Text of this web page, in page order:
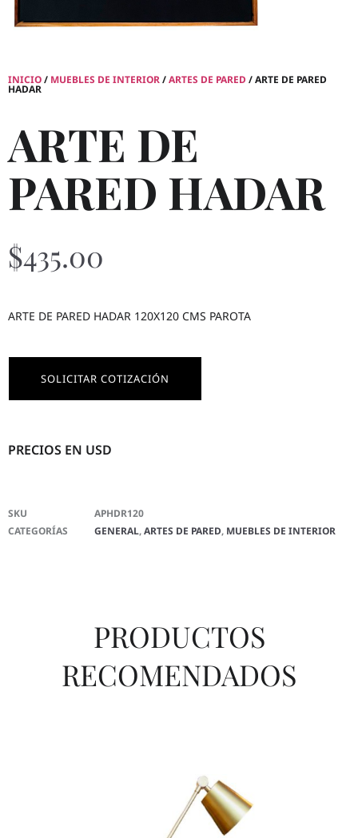
INICIO/ MUEBLES DE INTERIOR/ARTES DE PARED / ARTE DE PARED
HADAR
ARTE DE
PARED HADAR
$435.00
ARTE DE PARED HADAR 120X120 CMS PAROTA
SOLICITAR COTIZACIÓN
PRECIOS EN USD
SKU
APHDR120
CATEGORÍAS
GENERAL,ARTES DE PARED, MUEBLES DE INTERIOR
PRODUCTOS
RECOMENDADOS